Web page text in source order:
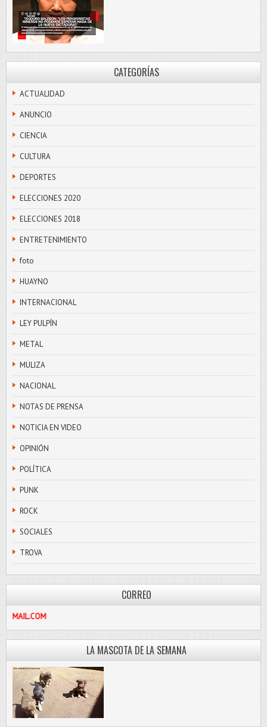
CATEGORÍAS
ACTUALIDAD
ANUNCIO
CIENCIA
CULTURA
DEPORTES
ELECCIONES 2020
ELECCIONES 2018
ENTRETENIMIENTO
foto
HUAYNO
INTERNACIONAL
LEY PULPÍN
METAL
MULIZA
NACIONAL
NOTAS DE PRENSA
NOTICIA EN VIDEO
OPINIÓN
POLÍTICA
PUNK
ROCK
SOCIALES
TROVA
CORREO
LA MASCOTA DE LA SEMANA